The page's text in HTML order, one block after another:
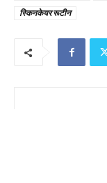
स्किनकेयर रूटीन